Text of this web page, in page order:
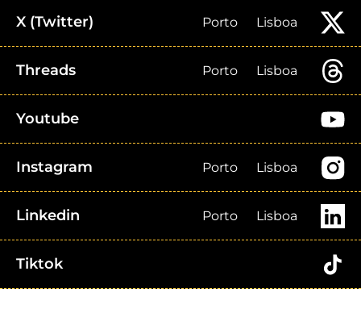
X (Twitter) Porto Lisboa
Threads Porto Lisboa
Youtube
Instagram Porto Lisboa
Linkedin Porto Lisboa
Tiktok